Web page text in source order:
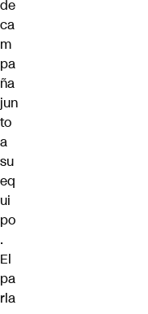
de
ca
m
pa
ña
jun
to
a
su
eq
ui
po
.
El
pa
rla